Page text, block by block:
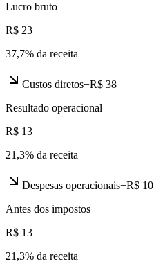
Lucro bruto
R$ 23
37,7% da receita
Custos diretos−R$ 38
Resultado operacional
R$ 13
21,3% da receita
Despesas operacionais−R$ 10
Antes dos impostos
R$ 13
21,3% da receita